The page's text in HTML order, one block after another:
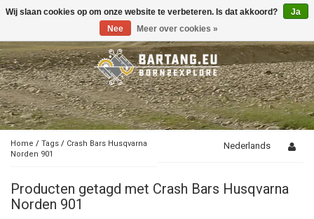
Toggle
Home / Tags / Crash Bars Husqvarna
Norden 901
Nederlands
Producten getagd met Crash Bars Husqvarna
Norden 901
Wij slaan cookies op om onze website te verbeteren. Is dat akkoord?
Ja
Nee
Meer over cookies »